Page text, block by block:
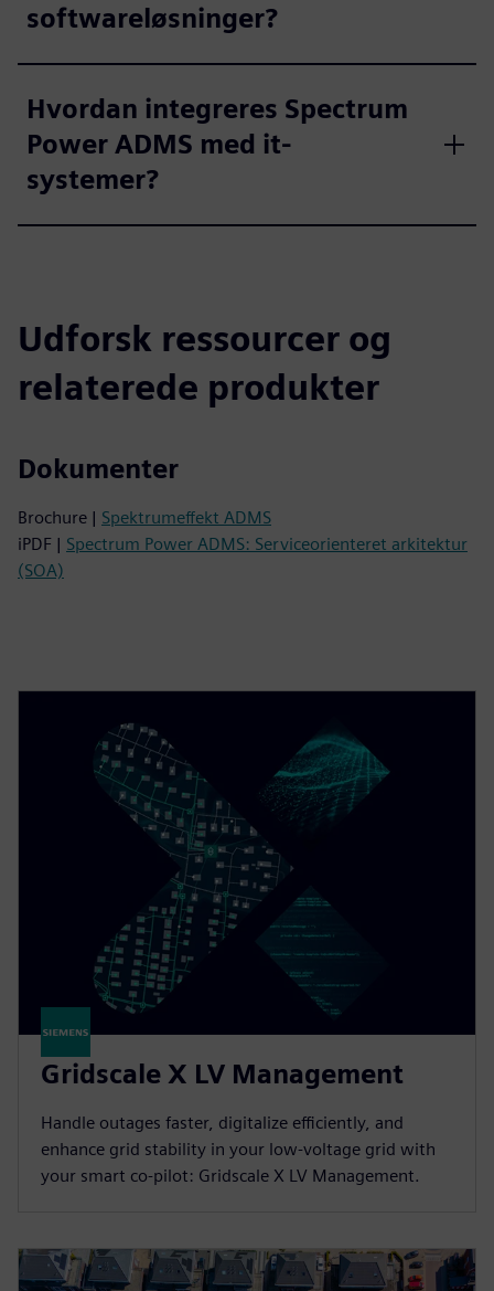
softwareløsninger?
Hvordan integreres Spectrum
Power ADMS med it-
systemer?
Udforsk ressourcer og
relaterede produkter
Dokumenter
Brochure | Spektrumeffekt ADMS
iPDF | Spectrum Power ADMS: Serviceorienteret arkitektur
(SOA)
Gridscale X LV Management
Handle outages faster, digitalize efficiently, and
enhance grid stability in your low-voltage grid with
your smart co-pilot: Gridscale X LV Management.